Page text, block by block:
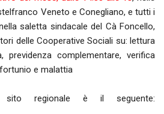
Veneto e Conegliano, e tutti i
saletta sindacale del Cà Foncello,
delle Cooperative Sociali su: lettura
complementare, verifica
e malattia
regionale è il seguente: